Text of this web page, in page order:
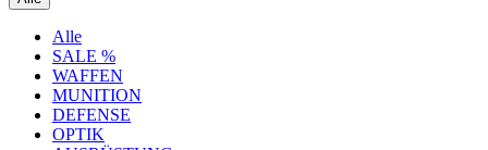
Alle
SALE %
WAFFEN
MUNITION
DEFENSE
OPTIK